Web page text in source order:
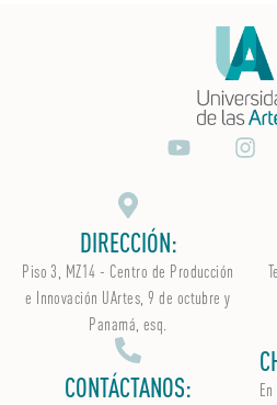
DIRECCIÓN:
Piso 3, MZ14 - Centro de Producción
e Innovación UArtes, 9 de octubre y
Panamá, esq.
CONTÁCTANOS: